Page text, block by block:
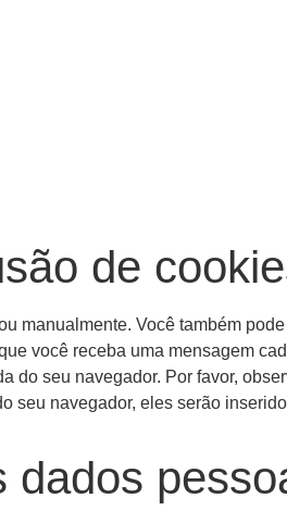
de
manualmente. Você também
você receba uma mensagem
do seu navegador. Por favor,
seu navegador, eles serão
dados